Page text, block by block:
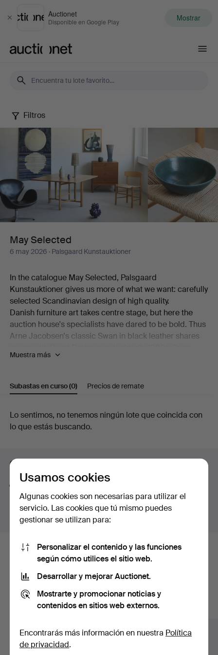
Cerrar
Auctionet
Disponible en Google Play Mostrar
May
Selected
Filtros
May Selected
6 may 2026 · Palsgaard Kunstauktioner
In the catalogue May Selected, Palsgaard
Kunstauktioner gives us more of what we want: carefully
selected Scandinavian design of high quality.
Danish furniture art takes centre stage, but here the
auction house's specialists have dared to be bold. Thus
Arne Jacobsen's classic Swan in black leather shares
armchair. Also on show is a generous desk by Kai
Hans J Wegner.
Among the ceramics, beautiful works by Erik Pløen, Nils
August Hallin are on offer. And then there are lamps –
from Poul Henningsen, from Lyfa, from Hans-Agne
number of refined pieces in the smaller format are also
on offer.
Muestra más
Subastas en curso(0) Precios de remate
Subastas
Lo sentimos, no tenemos ningún lote que coincida con
lo que estás buscando.
Consejos para mejorar la búsqueda
La función de búsqueda también admite partes de
palabras. Por ejemplo si buscas brazte aparecerán
resultados parabrazalete
Estos son los lotes existentes
nuestro archivo que coinciden con
tu búsqueda.
Mostrar todos los lotes
Usamos cookies
Algunas cookies son necesarias para utilizar el
servicio. Las cookies que tú mismo puedes
gestionar se utilizan para:
Personalizar el contenido y las funciones
según cómo utilices el sitio web.
Desarrollar y mejorar Auctionet.
Mostrarte y promocionar noticias y
contenidos en sitios web externos.
Encontrarás más información en nuestra Política
de privacidad.